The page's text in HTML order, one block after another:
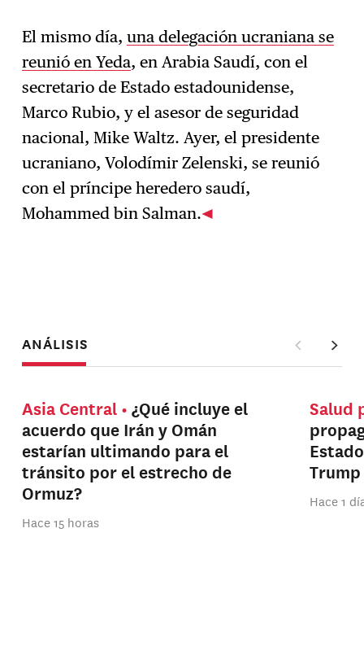
El mismo día,una delegación ucraniana se
reunió en Yeda, en Arabia Saudí, con el
secretario de Estado estadounidense,
Marco Rubio, y el asesor de seguridad
nacional, Mike Waltz. Ayer, el presidente
ucraniano, Volodímir Zelenski, se reunió
con el príncipe heredero saudí,
Mohammed bin Salman.
ANÁLISIS
Asia Central
¿Qué incluye el
acuerdo que Irán y Omán
estarían ultimando para el
tránsito por el estrecho de
Ormuz?
Hace 15 horas
Salud
Trump
Hace 1